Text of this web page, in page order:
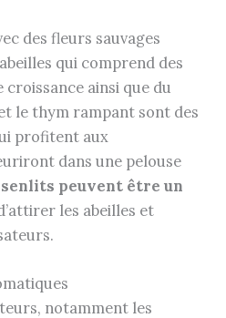
des fleurs sauvages
qui comprend des
ainsi que du
le thym rampant sont des
profitent aux
dans une pelouse
peuvent être un
les abeilles et
notamment les